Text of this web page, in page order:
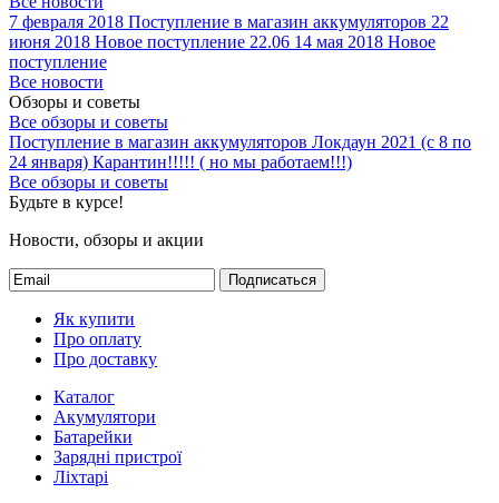
7 февраля 2018 Поступление в магазин аккумуляторов 22
июня 2018 Новое поступление 22.06 14 мая 2018 Новое
поступление
Все новости
Обзоры и советы
Все обзоры и советы
Поступление в магазин аккумуляторов Локдаун 2021 (с 8 по
24 января) Карантин!!!!! ( но мы работаем!!!)
Все обзоры и советы
Будьте в курсе!
Новости, обзоры и акции
Подписаться
Як купити
Про оплату
Про доставку
Каталог
Акумулятори
Батарейки
Зарядні пристрої
Ліхтарі